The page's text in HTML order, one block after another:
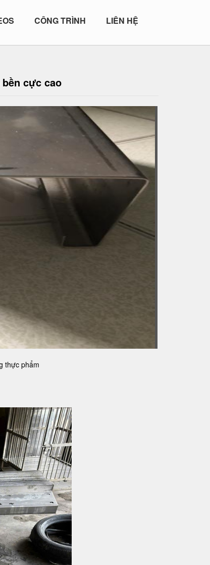
CÔNG TRÌNH LIÊN HỆ
cực cao
thực phẩm